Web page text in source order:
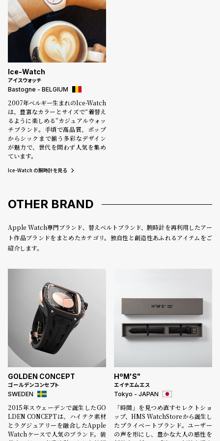
Ice-Watch
アイスウォッチ
Bastogne - BELGIUM
2007年ベルギー生まれのIce-Watch
は、豊富なカラーとサイズで“着替え
るように楽しめる”カジュアルウォッ
チブランド。手頃で高品質、ポップ
からシックまで揃う多彩なデザイン
が魅力で、世代を問わず人気を集め
ています。
Ice-Watch の腕時計を見る
OTHER BRAND
Apple Watch専門ブランド、替えベルトブランド、腕時計を再利用したアー
ト作品ブランドをまとめたカテゴリ。独自性と創造性あふれるアイテムをご
紹介します。
GOLDEN CONCEPT
ゴールデンコンセプト
SWEDEN
2015年スウェーデンで誕生したGO
LDEN CONCEPTは、ハイテク素材
とラグジュアリーを融合したApple
Watchケースで人気のブランド。装
HºM'S"
エイチエムエス
Tokyo - JAPAN
「時間」を見つめ直すセレクトショ
ップ、HMS WatchStoreから誕生し
たプライベートブランド。ユーザー
の声を形にし、豊かな大人の感性を